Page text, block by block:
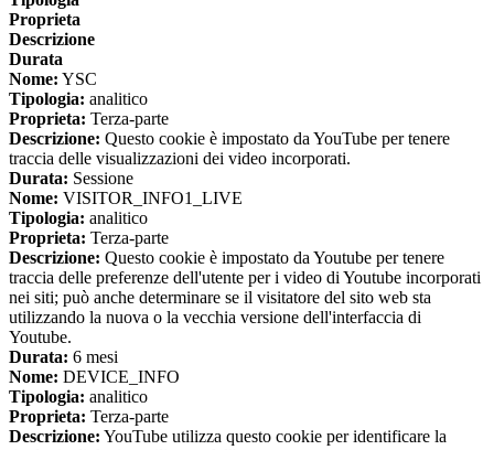
Proprieta
Descrizione
Durata
Nome: YSC
Tipologia: analitico
Proprieta: Terza-parte
Descrizione: Questo cookie è impostato da YouTube per tenere
traccia delle visualizzazioni dei video incorporati.
Durata: Sessione
Nome: VISITOR_INFO1_LIVE
Tipologia: analitico
Proprieta: Terza-parte
Descrizione: Questo cookie è impostato da Youtube per tenere
traccia delle preferenze dell'utente per i video di Youtube incorporati
nei siti; può anche determinare se il visitatore del sito web sta
utilizzando la nuova o la vecchia versione dell'interfaccia di
Youtube.
Durata: 6 mesi
Nome: DEVICE_INFO
Tipologia: analitico
Proprieta: Terza-parte
Descrizione: YouTube utilizza questo cookie per identificare la